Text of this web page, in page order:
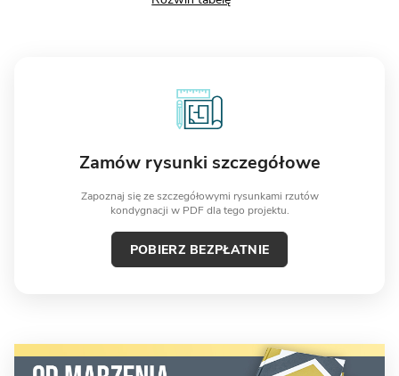
Zamów rysunki szczegółowe
Zapoznaj się ze szczegółowymi rysunkami rzutów
kondygnacji w PDF dla tego projektu.
POBIERZ BEZPŁATNIE